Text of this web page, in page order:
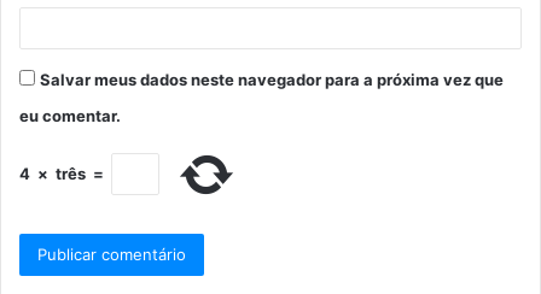
Salvar meus dados neste navegador para a próxima vez que
eu comentar.
4 × três =